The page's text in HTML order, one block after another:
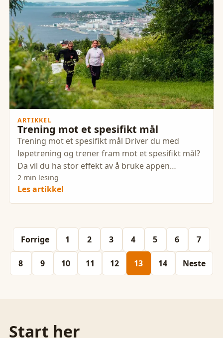
ARTIKKEL
Trening mot et spesifikt mål
Trening mot et spesifikt mål Driver du med
løpetrening og trener fram mot et spesifikt mål?
Da vil du ha stor effekt av å bruke appen
Myworkout 4x4 og følge vårt
2 min lesing
Les artikkel
Forrige 1 2 3 4 5 6 7
8 9 10 11 12 13 14 Neste
Start her